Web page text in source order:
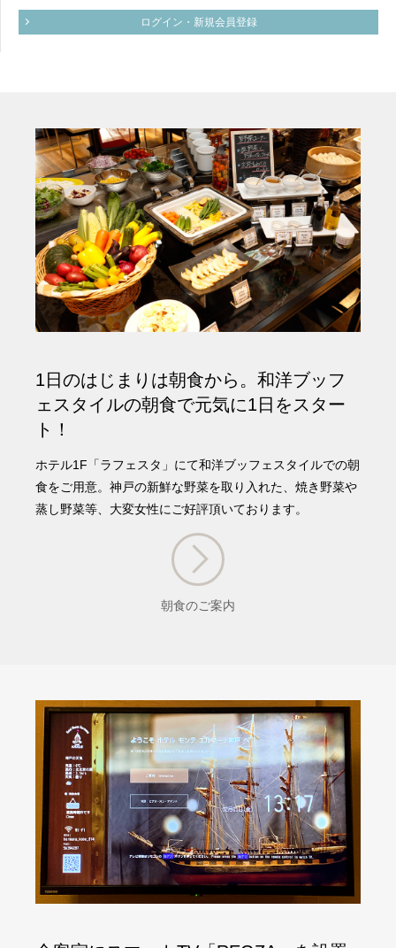
ログイン・新規会員登録
1日のはじまりは朝食から。和洋ブッフ
ェスタイルの朝食で元気に1日をスター
ト！
ホテル1F「ラフェスタ」にて和洋ブッフェスタイルでの朝
食をご用意。神戸の新鮮な野菜を取り入れた、焼き野菜や
蒸し野菜等、大変女性にご好評頂いております。
朝食のご案内